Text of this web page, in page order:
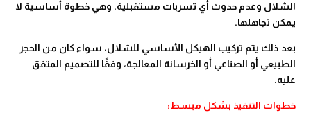
الشلال وعدم حدوث أي تسربات مستقبلية، وهي خطوة أساسية لا
يمكن تجاهلها.
بعد ذلك يتم تركيب الهيكل الأساسي للشلال، سواء كان من الحجر
الطبيعي أو الصناعي أو الخرسانة المعالجة، وفقًا للتصميم المتفق
عليه.
خطوات التنفيذ بشكل مبسط: